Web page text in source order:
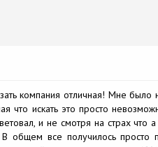
компания отличная! Мне
что искать это просто
и не смотря на страх
В общем все получилось